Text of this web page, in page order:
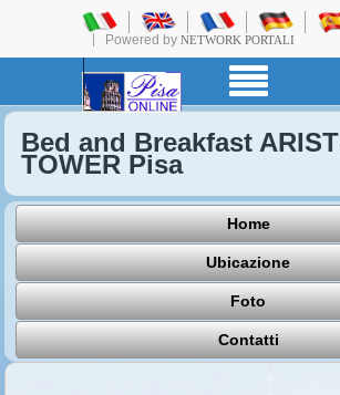
Powered by NETWORK PORTALI
Bed and Breakfast
TOWER Pisa
Home
Ubicazione
Foto
Contatti